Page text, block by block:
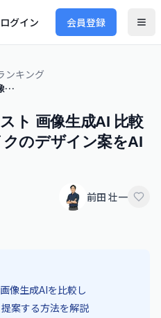
ログイン 会員登録
ンキング
特殊メイクアーティスト 画像生成AI 比較 副業 2026｜特殊メイクのデザイン案をAIで量産し提案
ト 画像生成AI 比較
のデザイン案をAI
前田 壮一
像生成AIを比較し
案する方法を解説